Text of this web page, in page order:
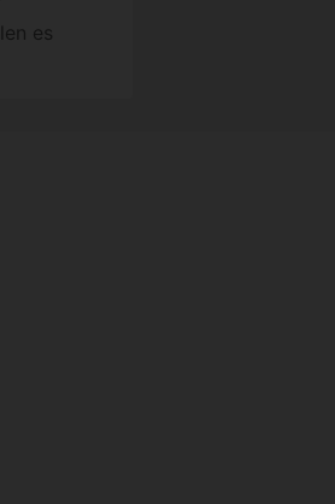
es